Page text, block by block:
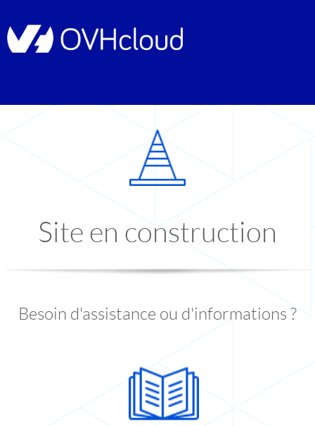
Site en construction
Besoin d'assistance ou d'informations ?